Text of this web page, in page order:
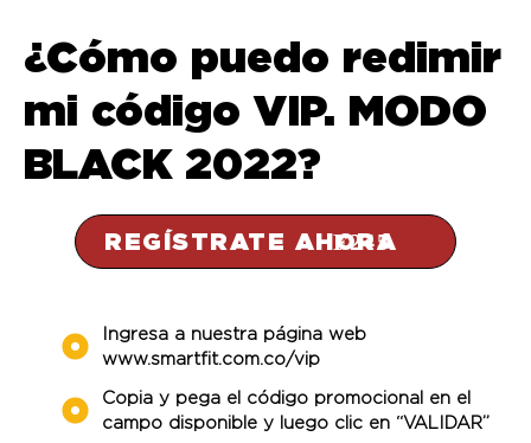
¿Cómo puedo redimir
mi código VIP. MODO
BLACK 2022?
REGÍSTRATE AHORA
Ingresa a nuestra página web
www.smartfit.com.co/vip
Copia y pega el código promocional en el
campo disponible y luego clic en “VALIDAR”